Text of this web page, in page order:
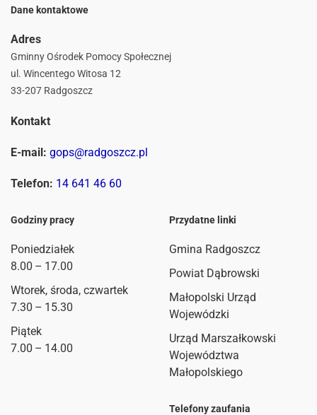
Dane kontaktowe
Adres
Gminny Ośrodek Pomocy Społecznej
ul. Wincentego Witosa 12
33-207 Radgoszcz
Kontakt
E-mail: gops@radgoszcz.pl
Telefon: 14 641 46 60
Godziny pracy
Poniedziałek
8.00 – 17.00
Wtorek, środa, czwartek
7.30 – 15.30
Piątek
7.00 – 14.00
Przydatne linki
Gmina Radgoszcz
Powiat Dąbrowski
Małopolski Urząd
Wojewódzki
Urząd Marszałkowski
Województwa
Małopolskiego
Telefony zaufania